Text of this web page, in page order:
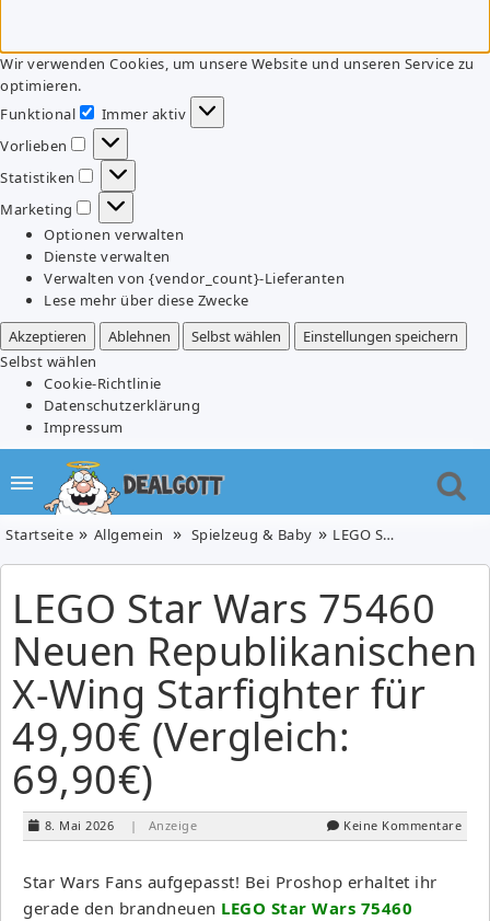
Wir verwenden Cookies, um unsere Website und unseren Service zu
optimieren.
Funktional
Funktional
Immer aktiv
Vorlieben
Vorlieben
Statistiken
Statistiken
Marketing
Marketing
Optionen verwalten
Dienste verwalten
Verwalten von {vendor_count}-Lieferanten
Lese mehr über diese Zwecke
Akzeptieren
Ablehnen Selbst wählen
Einstellungen speichern
Selbst wählen
Cookie-Richtlinie
Datenschutzerklärung
Impressum
Startseite Allgemein Spielzeug & Baby LEGO Star Wars 75460 Neuen Republikanischen X-Wing Starfighter für 49,90€ (Vergleich: 69,90€)
LEGO Star Wars 75460
Neuen Republikanischen
X-Wing Starfighter für
49,90€ (Vergleich:
69,90€)
8. Mai 2026 | Anzeige Keine Kommentare
Star Wars Fans aufgepasst! Bei Proshop erhaltet ihr
gerade den brandneuen LEGO Star Wars 75460